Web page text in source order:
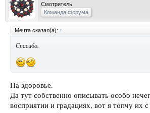
Смотритель
Команда форума
Мечта сказал(а): ↑
Спасибо.
На здоровье.
Да тут собственно описывать особо
восприятии и градациях, вот я топчу их